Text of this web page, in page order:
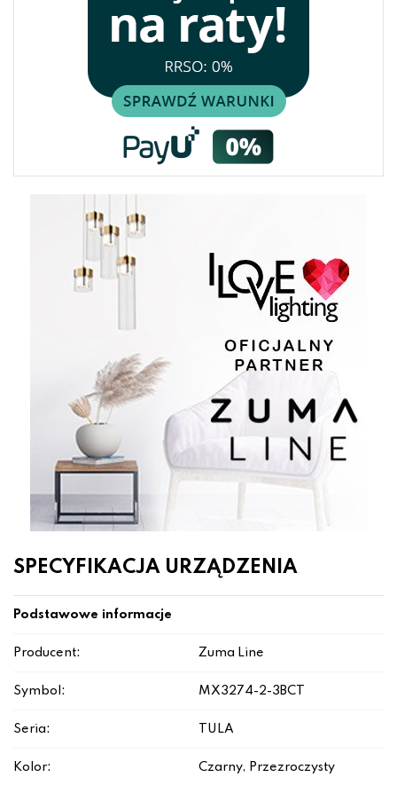
SPECYFIKACJA URZĄDZENIA
Podstawowe informacje
Producent: Zuma Line
Symbol: MX3274-2-3BCT
Seria: TULA
Kolor: Czarny, Przezroczysty